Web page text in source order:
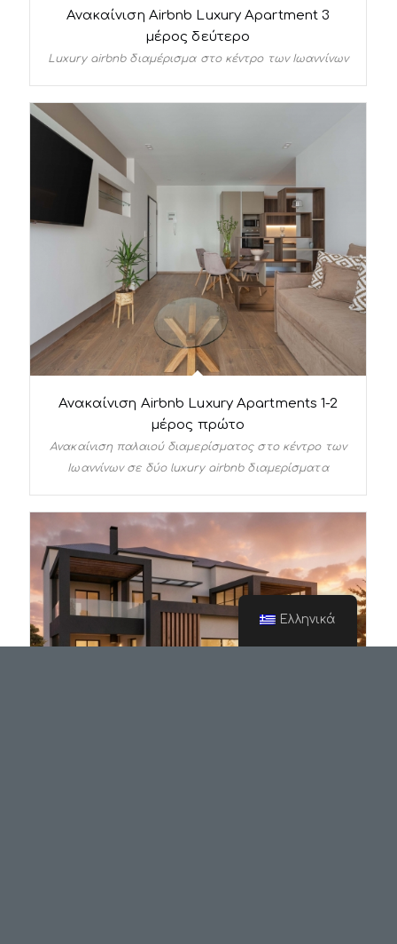
Ανακαίνιση Airbnb Luxury Apartment 3
μέρος δεύτερο
Luxury airbnb διαμέρισμα στο κέντρο των Ιωαννίνων
Ανακαίνιση Airbnb Luxury Apartments 1-2
μέρος πρώτο
Ανακαίνιση παλαιού διαμερίσματος στο κέντρο των
Ιωαννίνων σε δύο luxury airbnb διαμερίσματα
Ελληνικά